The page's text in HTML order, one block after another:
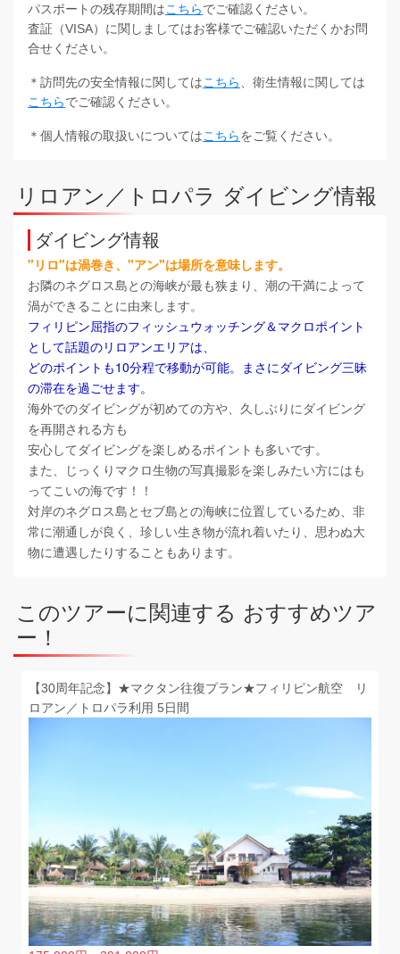
パスポートの残存期間はこちらでご確認ください。
査証（VISA）に関しましてはお客様でご確認いただくかお問
合せください。
＊訪問先の安全情報に関してはこちら
、衛生情報に関しては
こちらでご確認ください。
＊個人情報の取扱いについてはこちらをご覧ください。
リロアン／トロパラ ダイビング情報
ダイビング情報
"リロ"は渦巻き、"アン"は場所を意味します。
お隣のネグロス島との海峡が最も狭まり、潮の干満によって
渦ができることに由来します。
フィリピン屈指のフィッシュウォッチング＆マクロポイント
として話題のリロアンエリアは、
どのポイントも10分程で移動が可能。まさにダイビング三昧
の滞在を過ごせます。
海外でのダイビングが初めての方や、久しぶりにダイビング
を再開される方も
安心してダイビングを楽しめるポイントも多いです。
また、じっくりマクロ生物の写真撮影を楽しみたい方にはも
ってこいの海です！！
対岸のネグロス島とセブ島との海峡に位置しているため、非
常に潮通しが良く、 珍しい生き物が流れ着いたり、思わぬ大
物に遭遇したりすることもあります。
このツアーに関連する おすすめツア
ー！
【30周年記念】★マクタン往復プラン★フィリピン航空 リ
ロアン／トロパラ利用 5日間